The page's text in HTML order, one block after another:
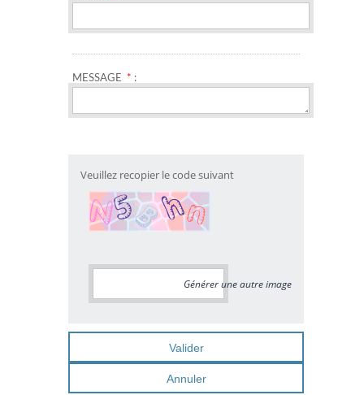
MESSAGE * :
Veuillez recopier le code suivant
Générer une autre image